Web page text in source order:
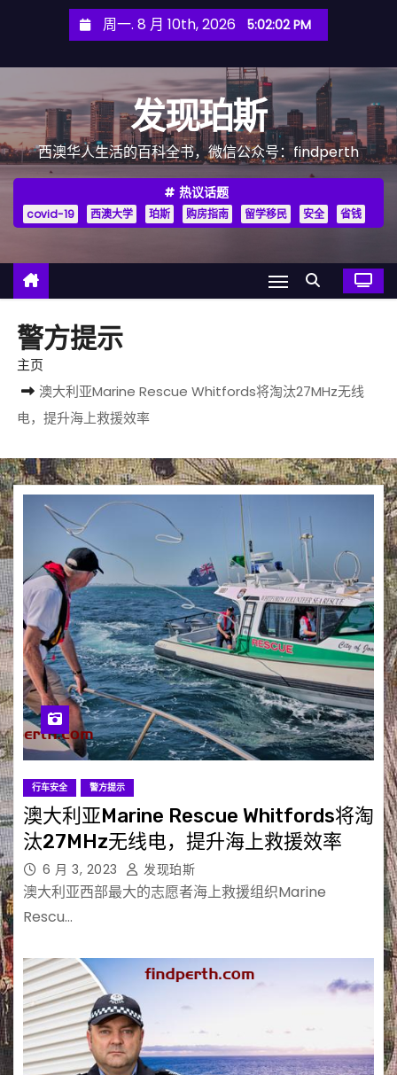
周一. 8 月 10th, 2026 5:02:04 PM
发现珀斯
西澳华人生活的百科全书，微信公众号：findperth
热议话题
covid-19 西澳大学 珀斯 购房指南 留学移民 安全 省钱
警方提示
主页
澳大利亚Marine Rescue Whitfords将淘汰27MHz无线
电，提升海上救援效率
行车安全 警方提示
澳大利亚Marine Rescue Whitfords将淘
汰27MHz无线电，提升海上救援效率
6 月 3, 2023 发现珀斯
澳大利亚西部最大的志愿者海上救援组织Marine
Rescu…